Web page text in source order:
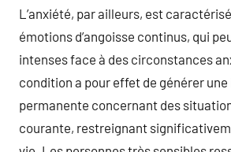
L’anxiété, par ailleurs, est
émotions d’angoisse continus, qui
intenses face à des circonstances
condition a pour effet de générer
permanente concernant des
courante, restreignant